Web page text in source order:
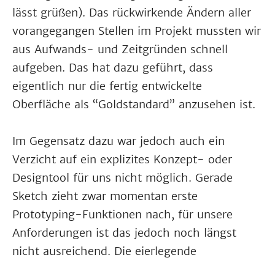
lässt grüßen). Das rückwirkende Ändern aller
vorangegangen Stellen im Projekt mussten wir
aus Aufwands- und Zeitgründen schnell
aufgeben. Das hat dazu geführt, dass
eigentlich nur die fertig entwickelte
Oberfläche als “Goldstandard” anzusehen ist.
Im Gegensatz dazu war jedoch auch ein
Verzicht auf ein explizites Konzept- oder
Designtool für uns nicht möglich. Gerade
Sketch zieht zwar momentan erste
Prototyping-Funktionen nach, für unsere
Anforderungen ist das jedoch noch längst
nicht ausreichend. Die eierlegende